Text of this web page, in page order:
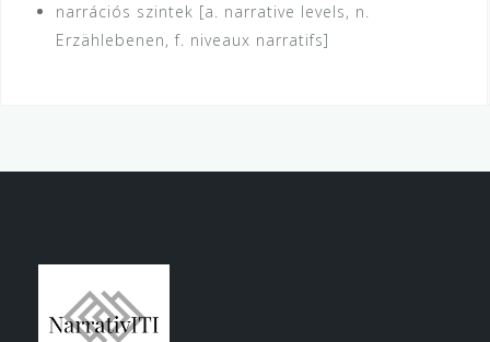
narrációs szintek [a. narrative levels, n.
Erzählebenen, f. niveaux narratifs]